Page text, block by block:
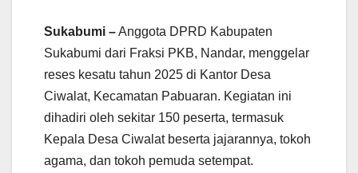
Sukabumi –Anggota DPRD Kabupaten
Sukabumi dari Fraksi PKB, Nandar, menggelar
reses kesatu tahun 2025 di Kantor Desa
Ciwalat, Kecamatan Pabuaran. Kegiatan ini
dihadiri oleh sekitar 150 peserta, termasuk
Kepala Desa Ciwalat beserta jajarannya, tokoh
agama, dan tokoh pemuda setempat.